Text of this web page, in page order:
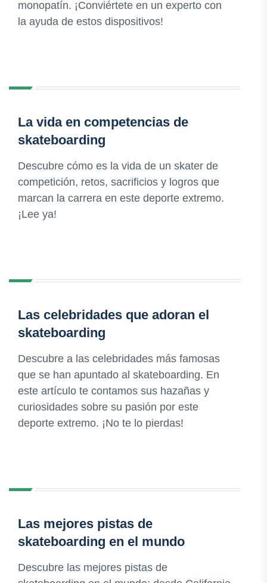
monopatín. ¡Conviértete en un experto con
la ayuda de estos dispositivos!
La vida en competencias de
skateboarding
Descubre cómo es la vida de un skater de
competición, retos, sacrificios y logros que
marcan la carrera en este deporte extremo.
¡Lee ya!
Las celebridades que adoran el
skateboarding
Descubre a las celebridades más famosas
que se han apuntado al skateboarding. En
este artículo te contamos sus hazañas y
curiosidades sobre su pasión por este
deporte extremo. ¡No te lo pierdas!
Las mejores pistas de
skateboarding en el mundo
Descubre las mejores pistas de